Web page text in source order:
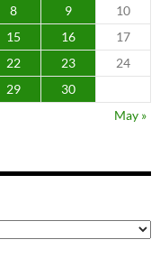
8 9
10
15 16
17
22 23
24
29
30
May »